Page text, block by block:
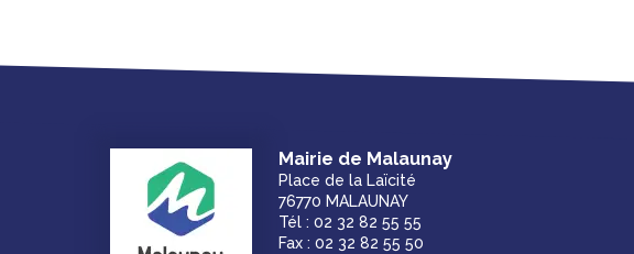
Mairie de Malaunay
Place de la Laïcité
76770 MALAUNAY
Tél : 02 32 82 55 55
Fax : 02 32 82 55 50